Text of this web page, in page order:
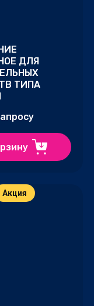
ДЛЯ
ТИПА
Акция